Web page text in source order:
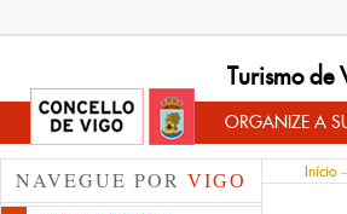
Turismo de
ORGANIZE A
NAVEGUE POR VIGO Início